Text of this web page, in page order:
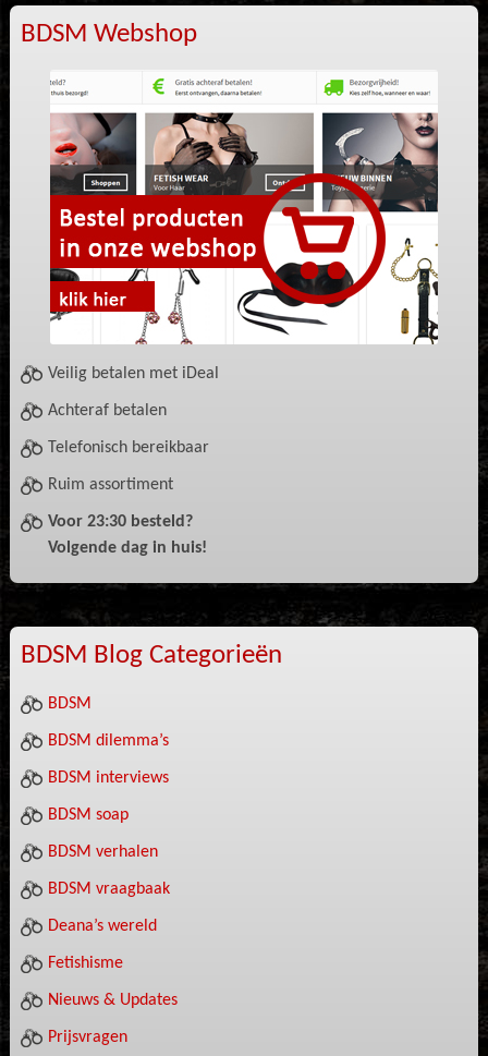
BDSM Webshop
Veilig betalen met iDeal
Achteraf betalen
Telefonisch bereikbaar
Ruim assortiment
Voor 23:30 besteld?
Volgende dag in huis!
BDSM Blog Categorieën
BDSM
BDSM dilemma’s
BDSM interviews
BDSM soap
BDSM verhalen
BDSM vraagbaak
Deana’s wereld
Fetishisme
Nieuws & Updates
Prijsvragen